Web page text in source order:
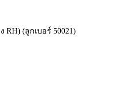
RH) (ลูกเบอร์ 50021)